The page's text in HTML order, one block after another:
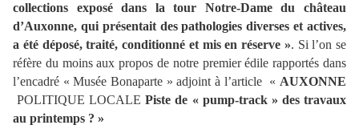
collections exposé dans la tour Notre-Dame du château
d’Auxonne, qui présentait des pathologies diverses et actives,
a été déposé, traité, conditionné et mis en réserve ». Si l’on se
réfère du moins aux propos de notre premier édile rapportés dans
l’encadré « Musée Bonaparte » adjoint à l’article « AUXONNE
POLITIQUE LOCALEPiste de « pump-track » des travaux
au printemps ? »